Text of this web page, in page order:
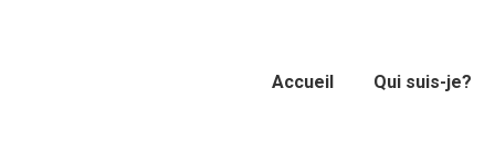
Accueil Qui suis-je?